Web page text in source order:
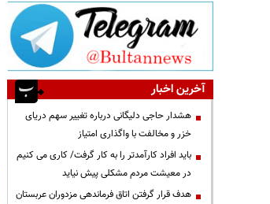
آخرین اخبار
هشدار حاجی دلیگانی درباره تغییر سهم دریای
خزر و مخالفت با واگذاری امتیاز
باید افراد کارآمدتر را به کار گرفت/ کاری می کنیم
در معیشت مردم مشکلی پیش نیاید
هدف قرار گرفتن اتاق‌ فرماندهی مزدوران عربستان